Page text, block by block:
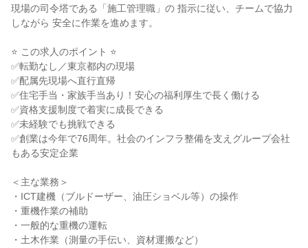
現場の司令塔である「施工管理職」の 指示に従い、チームで協力
しながら 安全に作業を進めます。
⭐ この求人のポイント ⭐
✅転勤なし／東京都内の現場
✅配属先現場へ直行直帰
✅住宅手当・家族手当あり！安心の福利厚生で長く働ける
✅資格支援制度で着実に成長できる
✅未経験でも挑戦できる
✅創業は今年で76周年。社会のインフラ整備を支えグループ会社
もある安定企業
＜主な業務＞
・ICT建機（ブルドーザー、油圧ショベル等）の操作
・重機作業の補助
・一般的な重機の運転
・土木作業（測量の手伝い、資材運搬など）